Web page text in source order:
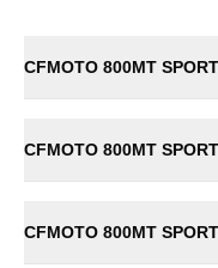
CFMOTO 800MT
CFMOTO 800MT
CFMOTO 800MT